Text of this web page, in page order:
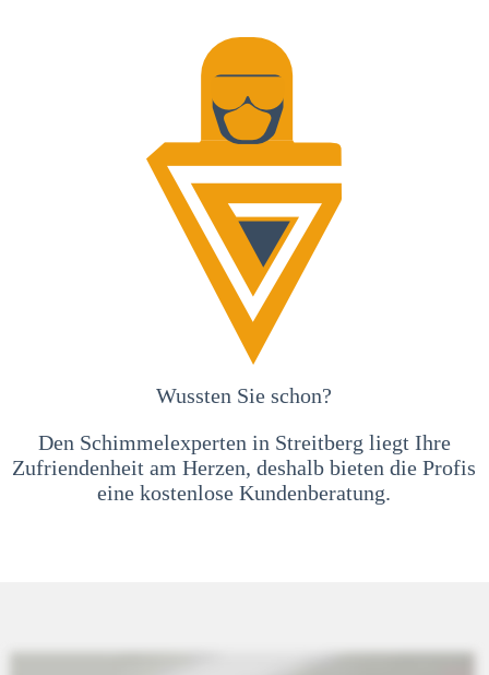
Wussten Sie schon?
Den Schimmelexperten in Streitberg liegt Ihre
Zufriendenheit am Herzen, deshalb bieten die Profis
eine kostenlose Kundenberatung.